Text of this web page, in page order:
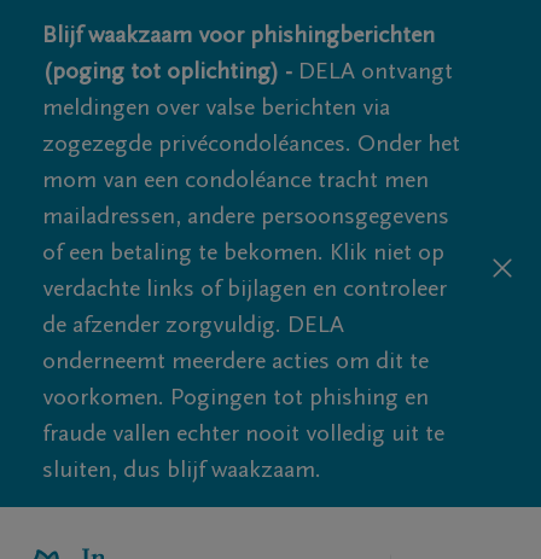
Blijf waakzaam voor phishingberichten
(poging tot oplichting) - DELA ontvangt
meldingen over valse berichten via
zogezegde privécondoléances. Onder het
mom van een condoléance tracht men
mailadressen, andere persoonsgegevens
of een betaling te bekomen. Klik niet op
verdachte links of bijlagen en controleer
de afzender zorgvuldig. DELA
onderneemt meerdere acties om dit te
voorkomen. Pogingen tot phishing en
fraude vallen echter nooit volledig uit te
sluiten, dus blijf waakzaam.